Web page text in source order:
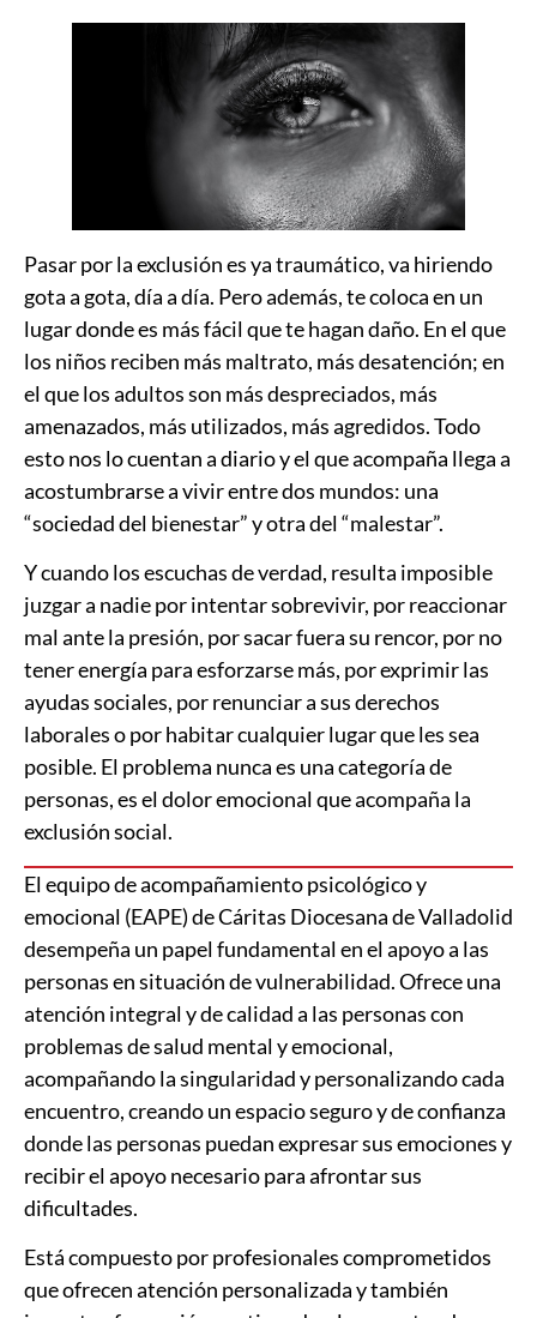
Pasar por la exclusión es ya traumático, va hiriendo
gota a gota, día a día. Pero además, te coloca en un
lugar donde es más fácil que te hagan daño. En el que
los niños reciben más maltrato, más desatención; en
el que los adultos son más despreciados, más
amenazados, más utilizados, más agredidos. Todo
esto nos lo cuentan a diario y el que acompaña llega a
acostumbrarse a vivir entre dos mundos: una
“sociedad del bienestar” y otra del “malestar”.
Y cuando los escuchas de verdad, resulta imposible
juzgar a nadie por intentar sobrevivir, por reaccionar
mal ante la presión, por sacar fuera su rencor, por no
tener energía para esforzarse más, por exprimir las
ayudas sociales, por renunciar a sus derechos
laborales o por habitar cualquier lugar que les sea
posible. El problema nunca es una categoría de
personas, es el dolor emocional que acompaña la
exclusión social.
El equipo de acompañamiento psicológico y
emocional (EAPE) de Cáritas Diocesana de Valladolid
desempeña un papel fundamental en el apoyo a las
personas en situación de vulnerabilidad. Ofrece una
atención integral y de calidad a las personas con
problemas de salud mental y emocional,
acompañando la singularidad y personalizando cada
encuentro, creando un espacio seguro y de confianza
donde las personas puedan expresar sus emociones y
recibir el apoyo necesario para afrontar sus
dificultades.
Está compuesto por profesionales comprometidos
que ofrecen atención personalizada y también